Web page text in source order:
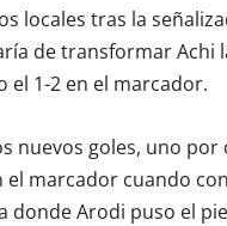
locales tras la
de transformar Achi
1-2 en el marcador.
nuevos goles, uno por
marcador cuando
donde Arodi puso el